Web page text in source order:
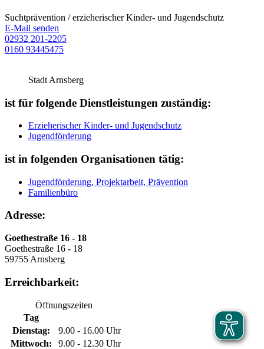
Suchtprävention / erzieherischer Kinder- und Jugendschutz
E-Mail senden
02932 201-2205
0160 93445475
Stadt Arnsberg
ist für folgende Dienstleistungen zuständig:
Erzieherischer Kinder- und Jugendschutz
Jugendförderung
ist in folgenden Organisationen tätig:
Jugendförderung, Projektarbeit, Prävention
Familienbüro
Adresse:
Goethestraße 16 - 18
Goethestraße 16 - 18
59755 Arnsberg
Erreichbarkeit:
Öffnungszeiten
Tag
Dienstag:
9.00 - 16.00 Uhr
Mittwoch:
9.00 - 12.30 Uhr